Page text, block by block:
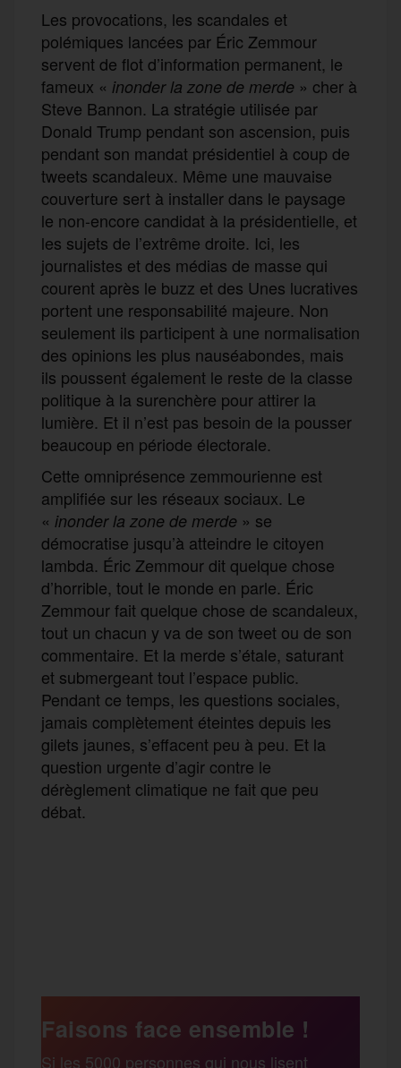
L es provocations, les scandales et
polémiques lancées par Éric Zemmour
servent de flot d’information permanent, le
fameux « inonder la zone de merde » cher à
Steve Bannon. La stratégie utilisée par
Donald Trump pendant son ascension, puis
pendant son mandat présidentiel à coup de
tweets scandaleux. Même une mauvaise
couverture sert à installer dans le paysage
le non-encore candidat à la présidentielle, et
les sujets de l’extrême droite. Ici, les
journalistes et des médias de masse qui
courent après le buzz et des Unes lucratives
portent une responsabilité majeure. Non
seulement ils participent à une normalisation
des opinions les plus nauséabondes, mais
ils poussent également le reste de la classe
politique à la surenchère pour attirer la
lumière. Et il n’est pas besoin de la pousser
beaucoup en période électorale.
Cette omniprésence zemmourienne est
amplifiée sur les réseaux sociaux. Le
« inonder la zone de merde » se
démocratise jusqu’à atteindre le citoyen
lambda. Éric Zemmour dit quelque chose
d’horrible, tout le monde en parle. Éric
Zemmour fait quelque chose de scandaleux,
tout un chacun y va de son tweet ou de son
commentaire. Et la merde s’étale, saturant
et submergeanttout l’espace public.
Pendant ce temps, les questions sociales,
jamais complètement éteintes depuis les
gilets jaunes, s’effacent peu à peu. Et la
question urgente d’agir contre le
dérèglement climatique ne fait que peu
débat.
s
r
Faisons face ensemble !
Si les 5000 personnes qui nous lisent